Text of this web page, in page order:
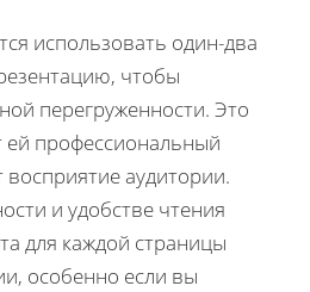
использовать один-два
чтобы
перегруженности. Это
ей профессиональный
восприятие аудитории.
и удобстве чтения
для каждой страницы
особенно если вы